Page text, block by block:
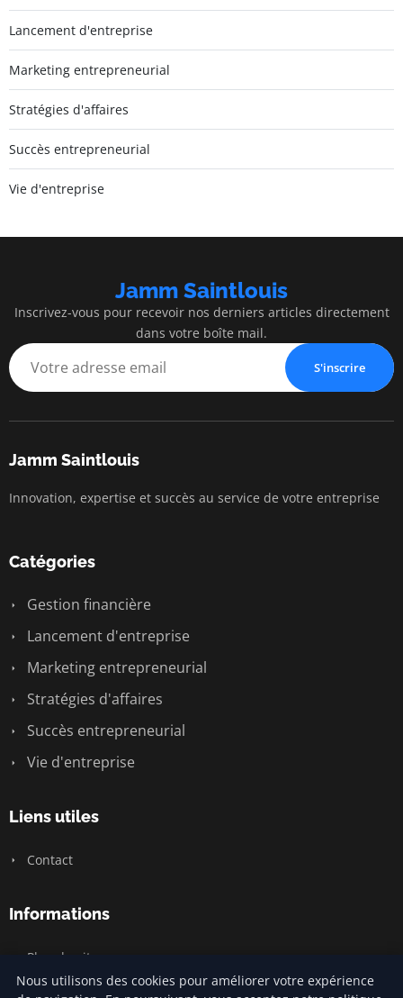
Lancement d'entreprise
Marketing entrepreneurial
Stratégies d'affaires
Succès entrepreneurial
Vie d'entreprise
Jamm Saintlouis
Inscrivez-vous pour recevoir nos derniers articles directement
dans votre boîte mail.
S'inscrire
Jamm Saintlouis
Innovation, expertise et succès au service de votre entreprise
Catégories
Gestion financière
Lancement d'entreprise
Marketing entrepreneurial
Stratégies d'affaires
Succès entrepreneurial
Vie d'entreprise
Liens utiles
Contact
Informations
Plan du site
Nous utilisons des cookies pour améliorer votre expérience